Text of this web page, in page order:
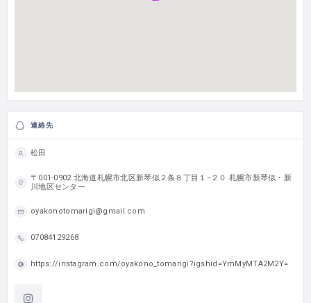
連絡先
松田
〒001-0902 北海道札幌市北区新琴似２条８丁目１−２０ 札幌市新琴似・新
川地区センター
oyakonotomarigi@gmail.com
07084129268
https://instagram.com/oyakono_tomarigi?igshid=YmMyMTA2M2Y=